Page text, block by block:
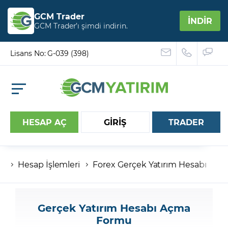
GCM Trader
GCM Trader’ı şimdi indirin. İNDİR
Lisans No: G-039 (398)
HESAP AÇ GİRİŞ
Hesap numaranız
TRADER
Hesap İşlemleri Forex Gerçek Yatırım Hesabı
Gerçek Yatırım Hesabı Açma
Formu